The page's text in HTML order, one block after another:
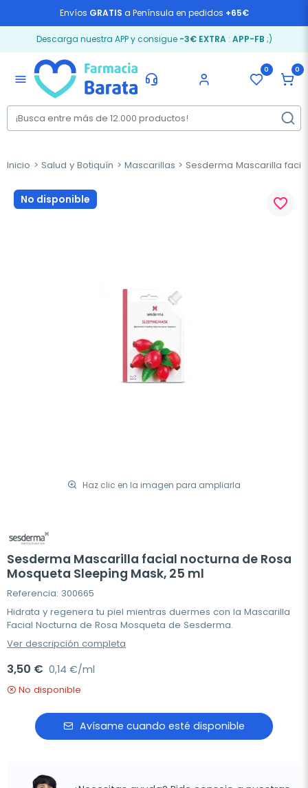
Envíos GRATIS a Península en pedidos +65€
Descarga nuestra APP y consigue -3€ EXTRA: APP-FB ;)
menu
0 0
Inicio Salud y Botiquín Mascarillas Sesderma Mascarilla
No disponible
Haz clic en la imagen para ampliarla
favorite_border
Sesderma Mascarilla facial nocturna de Rosa
Mosqueta Sleeping Mask, 25 ml
Referencia: 300665
Hidrata y regenera tu piel mientras duermes con la Mascarilla
Facial Nocturna de Rosa Mosqueta de Sesderma.
Ver descripción completa
3,50 € 0,14 €/ml
No disponible
Avísame cuando esté disponible